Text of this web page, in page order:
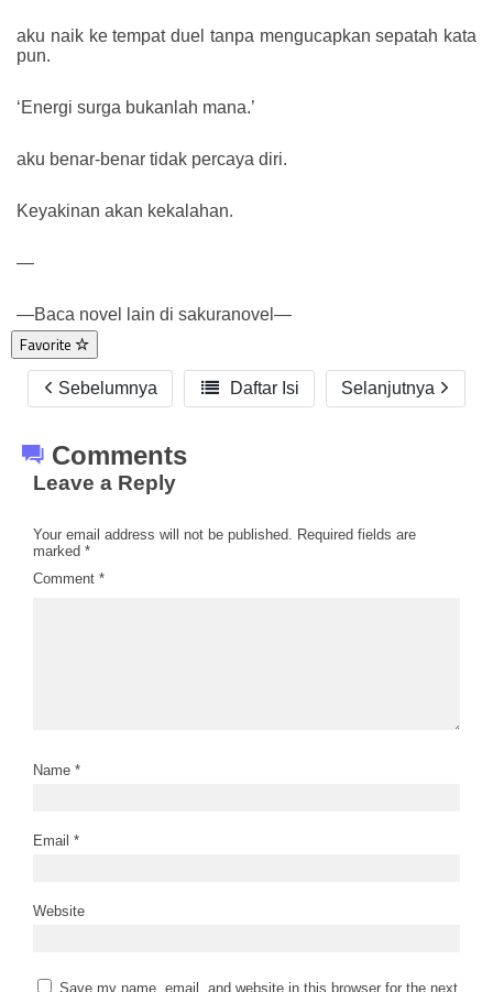
aku naik ke tempat duel tanpa mengucapkan sepatah kata
pun.
‘Energi surga bukanlah mana.’
aku benar-benar tidak percaya diri.
Keyakinan akan kekalahan.
—
—Baca novel lain di sakuranovel—
Favorite
Sebelumnya  Daftar Isi Selanjutnya
Comments
Leave a Reply
Your email address will not be published. Required fields are
marked *
Comment *
Name *
Email *
Website
Save my name, email, and website in this browser for the next